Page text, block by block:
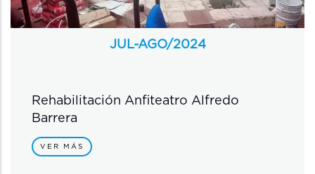
JUL-AGO/2024
Rehabilitación Anfiteatro Alfredo
Barrera
VER MÁS